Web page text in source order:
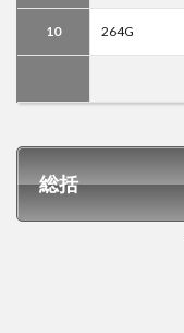
10 264G
総括